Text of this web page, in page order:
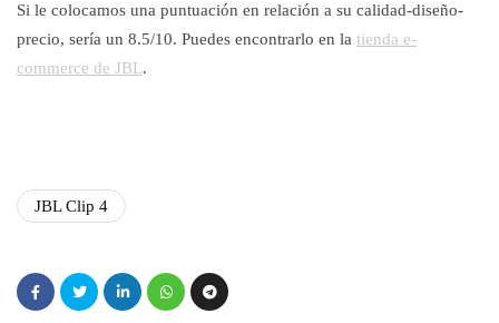
Si le colocamos una puntuación en relación a su calidad-diseño-
precio, sería un 8.5/10. Puedes encontrarlo en la tienda e-
commerce de JBL.
JBL Clip 4